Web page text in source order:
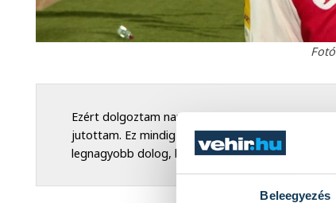
Beleegyezés
Ezért dolgoztam nap mint nap, akkor is, amikor
jutottam. Ez mindig a szemem előtt volt,
legnagyobb dolog, ha a hazáját képviselheti